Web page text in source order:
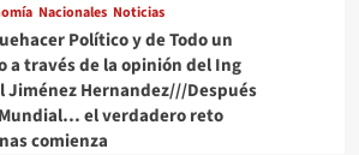
Nacionales Noticias
Político y de Todo un
a través de la opinión del Ing
Jiménez Hernandez///Después
el verdadero reto
comienza